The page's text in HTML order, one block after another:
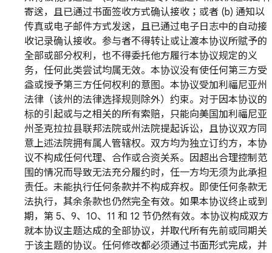
寄送，且已通过书面签收方式确认接收；或者 (b) 通知以
传真或电子邮件方式发送，且已通过电子日志中的自动接
收记录确认接收。参与者不得转让或让渡本协议所赋予的
全部或部分权利，也不得委托他方履行本协议规定的义
务，任何此类尝试均属无效。本协议没有使任何第三方受
益或授予第三方任何权利的意图。本协议受加利福尼亚州
法律（该州的法律选择规则除外）约束。对于因本协议的
标的引起或与之相关的所有索赔，只能向美国加利福尼亚
州圣克拉拉县联邦法院或州法院提起诉讼，且协议双方同
意上述法院拥有属人管辖权。双方均为独立订约方，本协
议不构成任何代理、合作或合资关系。因超出合理控制范
围的情况而导致无法充分履约时，任一方均无须为此承担
责任。未能执行任何条款并不构成弃权。即使任何条款无
法执行，其余条款也仍然完全有效。如果本协议终止或到
期，第 5、9、10、11 和 12 节仍然有效。本协议构成双方
就本协议主题达成的全部协议，并取代所有先前或同期关
于该主题的协议。任何修改都必须通过书面形式完成，并